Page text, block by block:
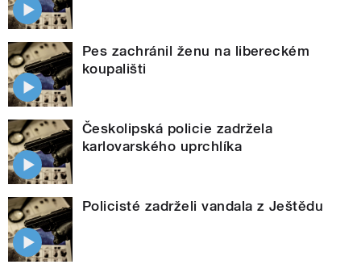
Pes zachránil ženu na libereckém
koupališti
Českolipská policie zadržela
karlovarského uprchlíka
Policisté zadrželi vandala z Ještědu